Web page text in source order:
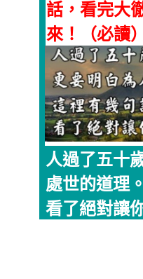
話，看完大
來！（必讀）
人過了五十
處世的道理
看了絕對讓